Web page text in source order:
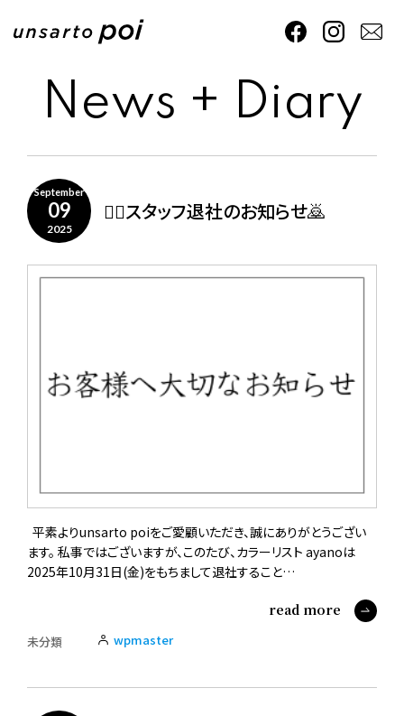
News + Diary
September
09
2025
🙇‍♀️スタッフ退社のお知らせ🙇
平素よりunsarto poiをご愛顧いただき、誠にありがとうござい
ます。 私事ではございますが、このたび、カラーリスト ayanoは
2025年10月31日(金)をもちまして退社すること…
read more
未分類 wpmaster